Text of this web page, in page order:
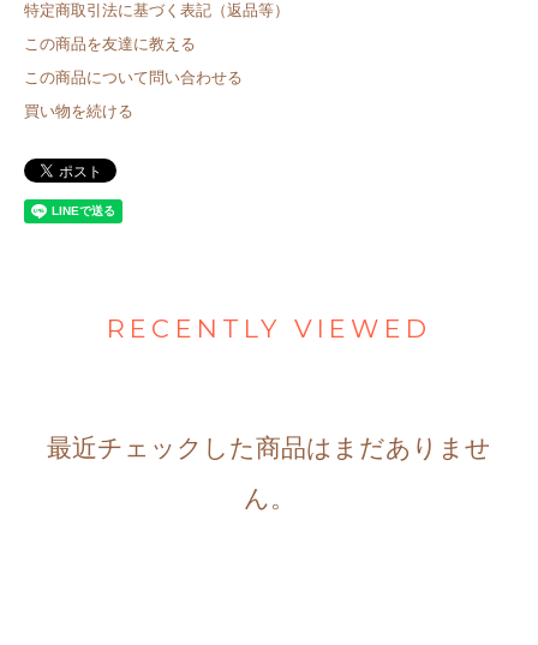
特定商取引法に基づく表記（返品等）
この商品を友達に教える
この商品について問い合わせる
買い物を続ける
RECENTLY VIEWED
最近チェックした商品はまだありませ
ん。